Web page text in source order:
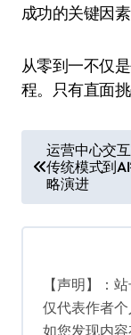
成功的关键因素
从零到一不仅
程。只有直面
章
导
航
运营中心交
传统模式到
略演进
【声明】：
仅代表作者个
如您发现内